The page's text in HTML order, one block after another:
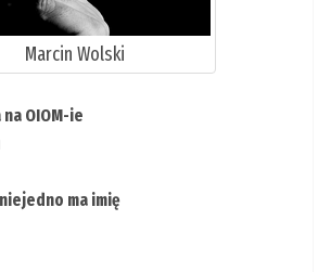
Marcin Wolski
OIOM-ie
ma imię